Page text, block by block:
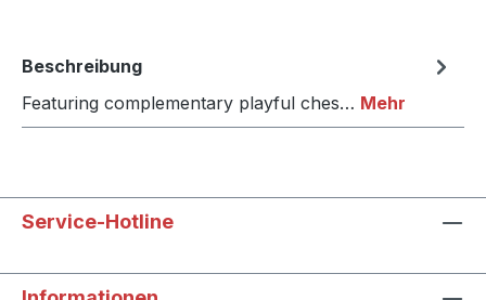
Beschreibung
Featuring complementary playful ches… Mehr
Service-Hotline